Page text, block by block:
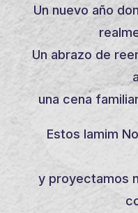
Un nuevo año
Un abrazo de
una cena
Estos Iamim
y proyectamos